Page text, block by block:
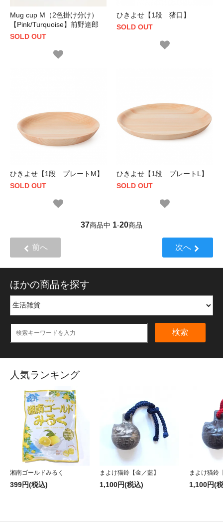
Mug cup M（2色掛け分け）
【Pink/Turquoise】前野達郎
SOLD OUT
ひきよせ【1段 猪口】
SOLD OUT
ひきよせ【1段 プレートM】
SOLD OUT
ひきよせ【1段 プレートL】
SOLD OUT
37商品中 1-20商品
前へ 次へ
ほかの商品を探す
検索
人気ランキング
湘南ゴールドみるく
399円(税込)
まよけ猫鈴【金／藍】
1,100円(税込)
まよけ猫鈴
1,100円(